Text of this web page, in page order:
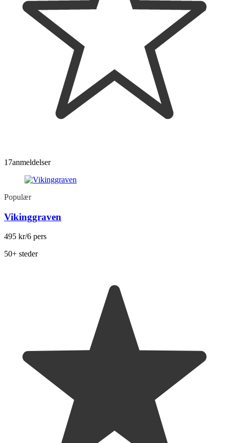
17anmeldelser
Populær
Vikinggraven
495 kr/6 pers
50+ steder